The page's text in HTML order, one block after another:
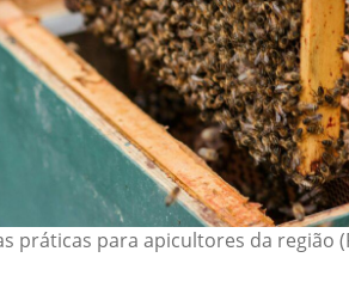
práticas para apicultores da região